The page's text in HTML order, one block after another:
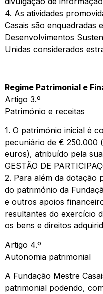
4. As atividades
Casais são enquadradas
Desenvolvimentos
Unidas considerados
Regime Patrimonial e
Artigo 3.º
Património e receitas
1. O património inicial é
pecuniário de € 250.000
euros), atribuído pela
GESTÃO DE
2. Para além da dotação
do património da
e outros apoios
resultantes do exercício
os bens e direitos
Artigo 4.º
Autonomia patrimonial
A Fundação Mestre
patrimonial podendo,